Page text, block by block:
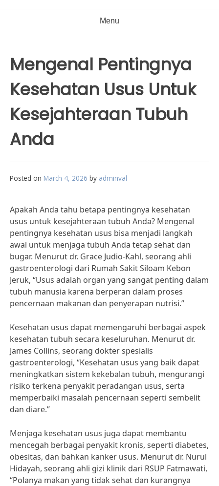
Menu
Mengenal Pentingnya
Kesehatan Usus Untuk
Kesejahteraan Tubuh
Anda
Posted on March 4, 2026 by adminval
Apakah Anda tahu betapa pentingnya kesehatan
usus untuk kesejahteraan tubuh Anda? Mengenal
pentingnya kesehatan usus bisa menjadi langkah
awal untuk menjaga tubuh Anda tetap sehat dan
bugar. Menurut dr. Grace Judio-Kahl, seorang ahli
gastroenterologi dari Rumah Sakit Siloam Kebon
Jeruk, “Usus adalah organ yang sangat penting dalam
tubuh manusia karena berperan dalam proses
pencernaan makanan dan penyerapan nutrisi.”
Kesehatan usus dapat memengaruhi berbagai aspek
kesehatan tubuh secara keseluruhan. Menurut dr.
James Collins, seorang dokter spesialis
gastroenterologi, “Kesehatan usus yang baik dapat
meningkatkan sistem kekebalan tubuh, mengurangi
risiko terkena penyakit peradangan usus, serta
memperbaiki masalah pencernaan seperti sembelit
dan diare.”
Menjaga kesehatan usus juga dapat membantu
mencegah berbagai penyakit kronis, seperti diabetes,
obesitas, dan bahkan kanker usus. Menurut dr. Nurul
Hidayah, seorang ahli gizi klinik dari RSUP Fatmawati,
“Polanya makan yang tidak sehat dan kurangnya